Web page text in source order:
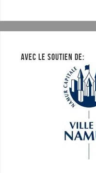
AVEC LE SOUTIEN DE: